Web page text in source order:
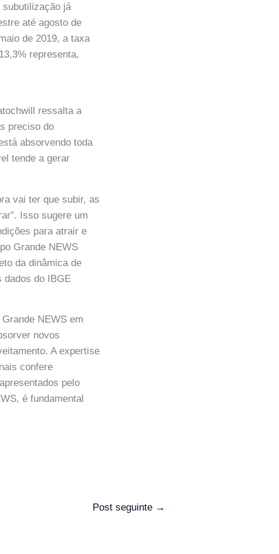
subutilização já
até agosto de
de 2019, a taxa
representa,
ressalta a
preciso do
absorvendo toda
tende a gerar
vai ter que subir, as
Isso sugere um
para atrair e
Grande NEWS
da dinâmica de
dados do IBGE
NEWS em
novos
A expertise
confere
pelo
é fundamental
Post seguinte →